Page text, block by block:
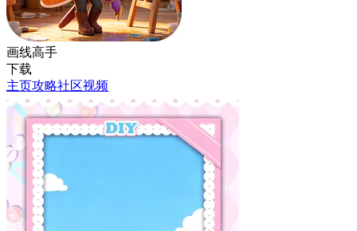
画线高手
下载
主页攻略社区视频